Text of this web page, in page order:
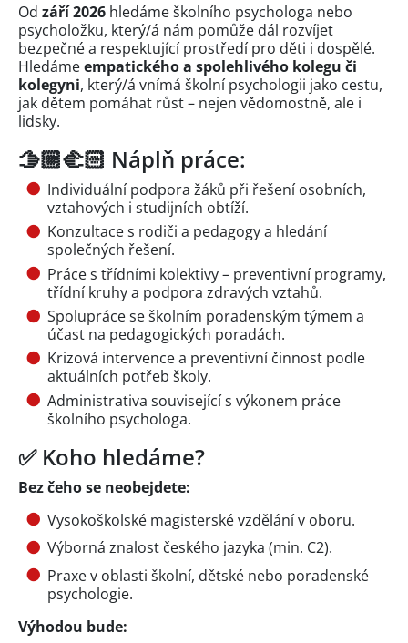
Od září 2026 hledáme školního psychologa nebo
psycholožku, který/á nám pomůže dál rozvíjet
bezpečné a respektující prostředí pro děti i dospělé.
Hledámeempatického a spolehlivého kolegu či
kolegyni, který/á vnímá školní psychologii jako cestu,
jak dětem pomáhat růst – nejen vědomostně, ale i
lidsky.
🫱🏼‍🫲🏻 Náplň práce:
Individuální podpora žáků při řešení osobních,
vztahových i studijních obtíží.
Konzultace s rodiči a pedagogy a hledání
společných řešení.
Práce s třídními kolektivy – preventivní programy,
třídní kruhy a podpora zdravých vztahů.
Spolupráce se školním poradenským týmem a
účast na pedagogických poradách.
Krizová intervence a preventivní činnost podle
aktuálních potřeb školy.
Administrativa související s výkonem práce
školního psychologa.
✅️ Koho hledáme?
Bez čeho se neobejdete:
Vysokoškolské magisterské vzdělání v oboru.
Výborná znalost českého jazyka (min. C2).
Praxe v oblasti školní, dětské nebo poradenské
psychologie.
Výhodou bude: